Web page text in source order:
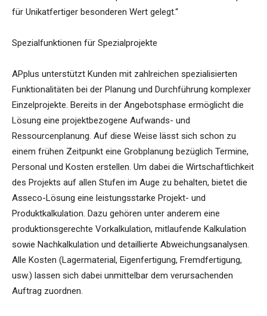
für Unikatfertiger besonderen Wert gelegt.“
Spezialfunktionen für Spezialprojekte
APplus unterstützt Kunden mit zahlreichen spezialisierten
Funktionalitäten bei der Planung und Durchführung komplexer
Einzelprojekte. Bereits in der Angebotsphase ermöglicht die
Lösung eine projektbezogene Aufwands- und
Ressourcenplanung. Auf diese Weise lässt sich schon zu
einem frühen Zeitpunkt eine Grobplanung bezüglich Termine,
Personal und Kosten erstellen. Um dabei die Wirtschaftlichkeit
des Projekts auf allen Stufen im Auge zu behalten, bietet die
Asseco-Lösung eine leistungsstarke Projekt- und
Produktkalkulation. Dazu gehören unter anderem eine
produktionsgerechte Vorkalkulation, mitlaufende Kalkulation
sowie Nachkalkulation und detaillierte Abweichungsanalysen.
Alle Kosten (Lagermaterial, Eigenfertigung, Fremdfertigung,
usw.) lassen sich dabei unmittelbar dem verursachenden
Auftrag zuordnen.